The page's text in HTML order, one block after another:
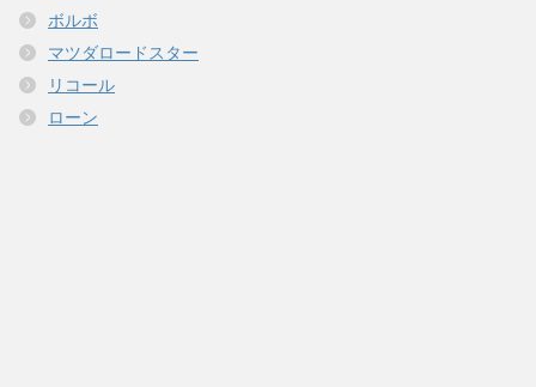
ボルボ
マツダロードスター
リコール
ローン